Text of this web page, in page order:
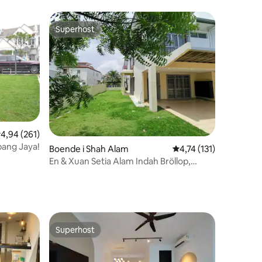
av 5 i genomsnittligt betyg, 261 omdömen
4,94 (261)
Jaya!
Superhost
Superhost
Boende i Shah Alam 4,74 av 5 i
4,74 (131)
En & Xuan Setia Alam Indah Bröllop,
Superhost
Superhost